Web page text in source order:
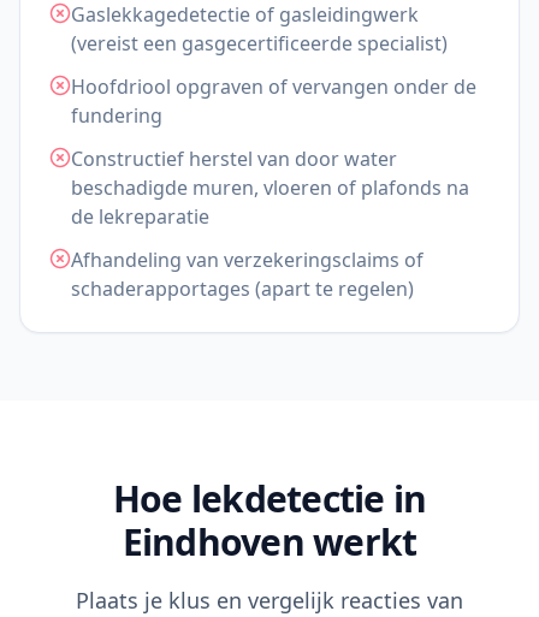
Gaslekkagedetectie of gasleidingwerk
(vereist een gasgecertificeerde specialist)
Hoofdriool opgraven of vervangen onder de
fundering
Constructief herstel van door water
beschadigde muren, vloeren of plafonds na
de lekreparatie
Afhandeling van verzekeringsclaims of
schaderapportages (apart te regelen)
Hoe lekdetectie in
Eindhoven werkt
Plaats je klus en vergelijk reacties van